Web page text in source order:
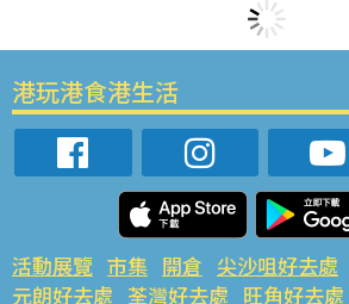
港玩港食港生活
活動展覽 市集 開倉 尖沙咀好去處
元朗好去處 荃灣好去處 旺角好去處